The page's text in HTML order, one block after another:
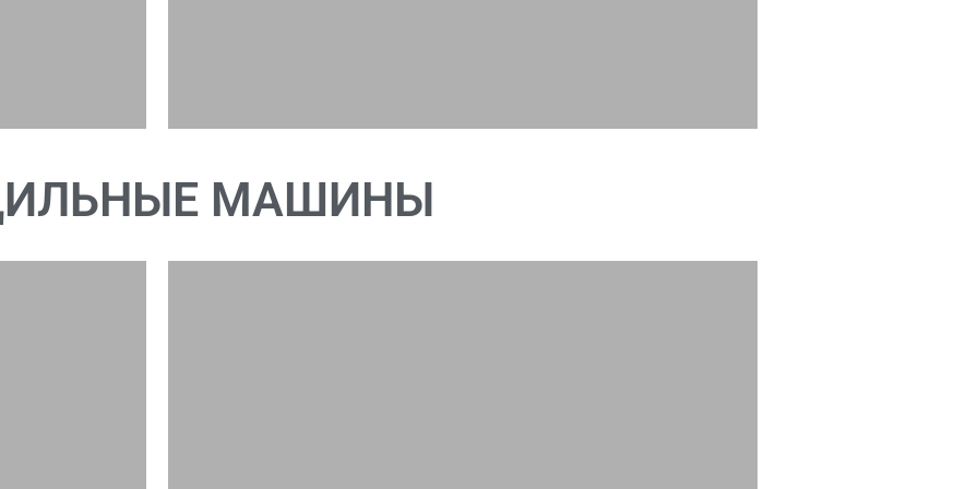
МАШИНЫ